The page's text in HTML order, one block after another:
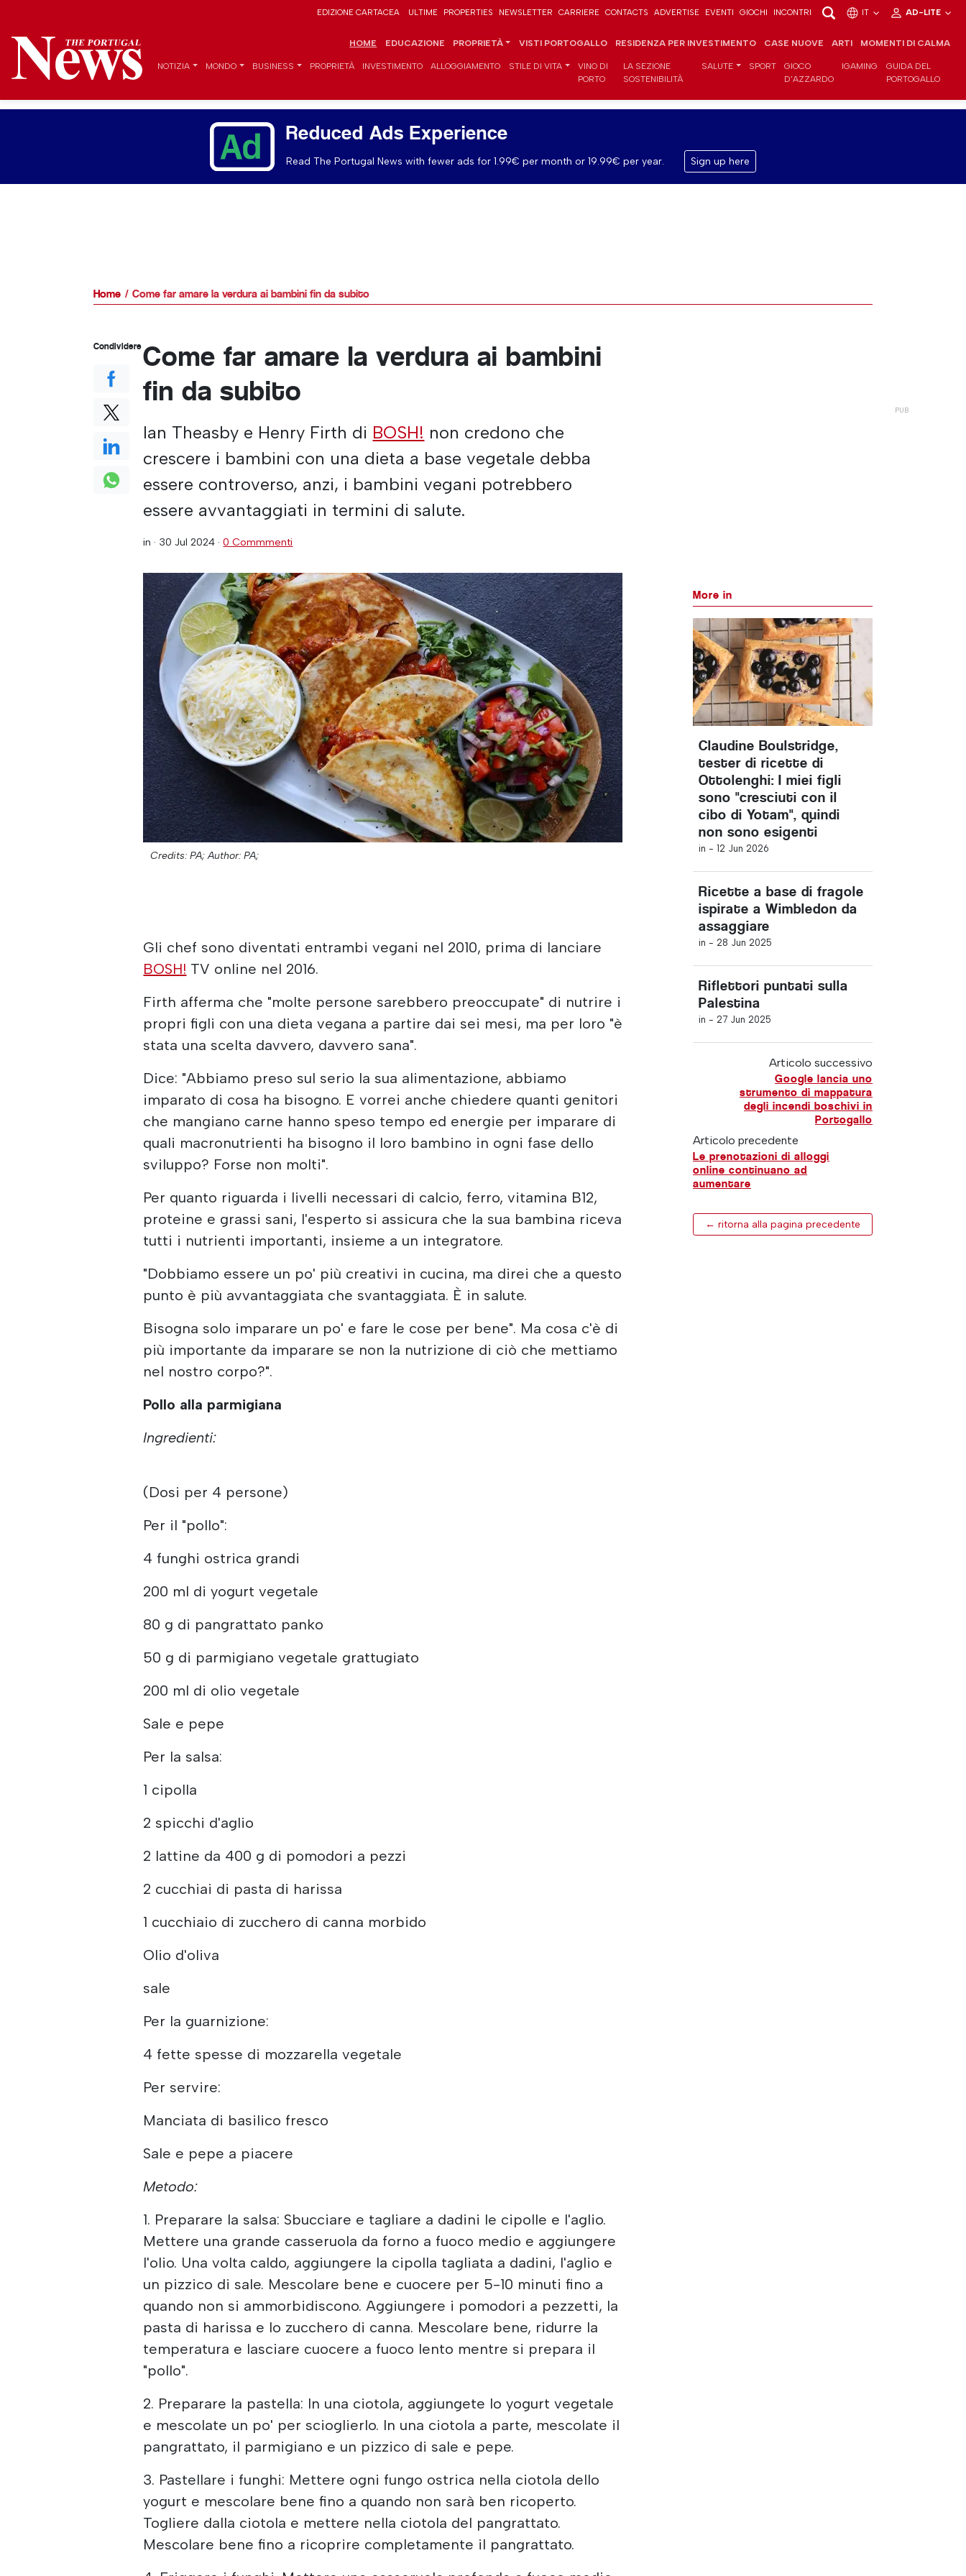
EDIZIONE CARTACEA ULTIME PROPERTIES NEWSLETTER CARRIERE CONTACTS ADVERTISE EVENTI GIOCHI INCONTRI IT AD-LITE
HOME EDUCAZIONE PROPRIETÀ VISTI PORTOGALLO RESIDENZA PER INVESTIMENTO CASE NUOVE ARTI MOMENTI DI CALMA
NOTIZIA MONDO BUSINESS PROPRIETÀ INVESTIMENTO ALLOGGIAMENTO STILE DI VITA
VINO DI
PORTO
LA SEZIONE
SOSTENIBILITÀ
SALUTE SPORT
GIOCO
D'AZZARDO
IGAMING
GUIDA DEL
PORTOGALLO
Reduced Ads Experience
Read The Portugal News with fewer ads for 1.99€ per month or 19.99€ per year. Sign up here
Home Come far amare la verdura ai bambini fin da subito
Come far amare la verdura ai bambini
fin da subito
Ian Theasby e Henry Firth di BOSH! non credono che
crescere i bambini con una dieta a base vegetale debba
essere controverso, anzi, i bambini vegani potrebbero
essere avvantaggiati in termini di salute.
in · 30 Jul 2024 ·0 Commmenti
Credits: PA; Author: PA;
Gli chef sono diventati entrambi vegani nel 2010, prima di lanciare
BOSH! TV online nel 2016.
Firth afferma che "molte persone sarebbero preoccupate" di nutrire i
propri figli con una dieta vegana a partire dai sei mesi, ma per loro "è
stata una scelta davvero, davvero sana".
Dice: "Abbiamo preso sul serio la sua alimentazione, abbiamo
imparato di cosa ha bisogno. E vorrei anche chiedere quanti genitori
che mangiano carne hanno speso tempo ed energie per imparare di
quali macronutrienti ha bisogno il loro bambino in ogni fase dello
sviluppo? Forse non molti".
Per quanto riguarda i livelli necessari di calcio, ferro, vitamina B12,
proteine e grassi sani, l'esperto si assicura che la sua bambina riceva
tutti i nutrienti importanti, insieme a un integratore.
"Dobbiamo essere un po' più creativi in cucina, ma direi che a questo
punto è più avvantaggiata che svantaggiata. È in salute.
Bisogna solo imparare un po' e fare le cose per bene". Ma cosa c'è di
più importante da imparare se non la nutrizione di ciò che mettiamo
nel nostro corpo?".
Pollo alla parmigiana
Ingredienti:
(Dosi per 4 persone)
Per il "pollo":
4 funghi ostrica grandi
200 ml di yogurt vegetale
80 g di pangrattato panko
50 g di parmigiano vegetale grattugiato
200 ml di olio vegetale
Sale e pepe
Per la salsa:
1 cipolla
2 spicchi d'aglio
2 lattine da 400 g di pomodori a pezzi
2 cucchiai di pasta di harissa
1 cucchiaio di zucchero di canna morbido
Olio d'oliva
sale
Per la guarnizione:
4 fette spesse di mozzarella vegetale
Per servire:
Manciata di basilico fresco
Sale e pepe a piacere
Metodo:
1. Preparare la salsa: Sbucciare e tagliare a dadini le cipolle e l'aglio.
Mettere una grande casseruola da forno a fuoco medio e aggiungere
l'olio. Una volta caldo, aggiungere la cipolla tagliata a dadini, l'aglio e
un pizzico di sale. Mescolare bene e cuocere per 5-10 minuti fino a
quando non si ammorbidiscono. Aggiungere i pomodori a pezzetti, la
pasta di harissa e lo zucchero di canna. Mescolare bene, ridurre la
temperatura e lasciare cuocere a fuoco lento mentre si prepara il
"pollo".
2. Preparare la pastella: In una ciotola, aggiungete lo yogurt vegetale
e mescolate un po' per scioglierlo. In una ciotola a parte, mescolate il
pangrattato, il parmigiano e un pizzico di sale e pepe.
3. Pastellare i funghi: Mettere ogni fungo ostrica nella ciotola dello
yogurt e mescolare bene fino a quando non sarà ben ricoperto.
Togliere dalla ciotola e mettere nella ciotola del pangrattato.
Mescolare bene fino a ricoprire completamente il pangrattato.
Condividere
More in
Claudine Boulstridge,
tester di ricette di
Ottolenghi: I miei figli
sono "cresciuti con il
cibo di Yotam", quindi
non sono esigenti
in - 12 Jun 2026
Ricette a base di fragole
ispirate a Wimbledon da
assaggiare
in - 28 Jun 2025
Riflettori puntati sulla
Palestina
in - 27 Jun 2025
Articolo successivo
Google lancia uno
strumento di mappatura
degli incendi boschivi in
Portogallo
Articolo precedente
Le prenotazioni di alloggi
online continuano ad
aumentare
← ritorna alla pagina precedente